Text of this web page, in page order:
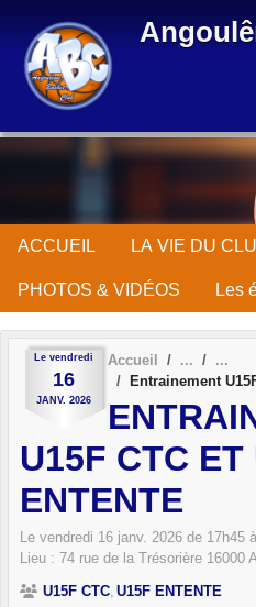
ACCUEIL LA VIE DU
PHOTOS & VIDÉOS Les
Le vendredi
16
JANV. 2026
Accueil
Entrainement
U15F CTC ET
ENTENTE
Le vendredi 16 janv. 2026 de 17h45
Lieu : 74 rue de la Trésorière 16000
U15F CTC U15F ENTENTE